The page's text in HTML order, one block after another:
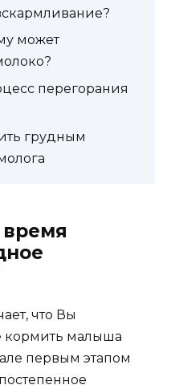
может
перегорания
грудным
время
что Вы
кормить малыша
первым этапом